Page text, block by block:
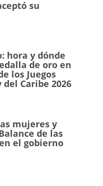
su
hora y dónde
de oro en
los Juegos
Caribe 2026
mujeres y
de las
el gobierno